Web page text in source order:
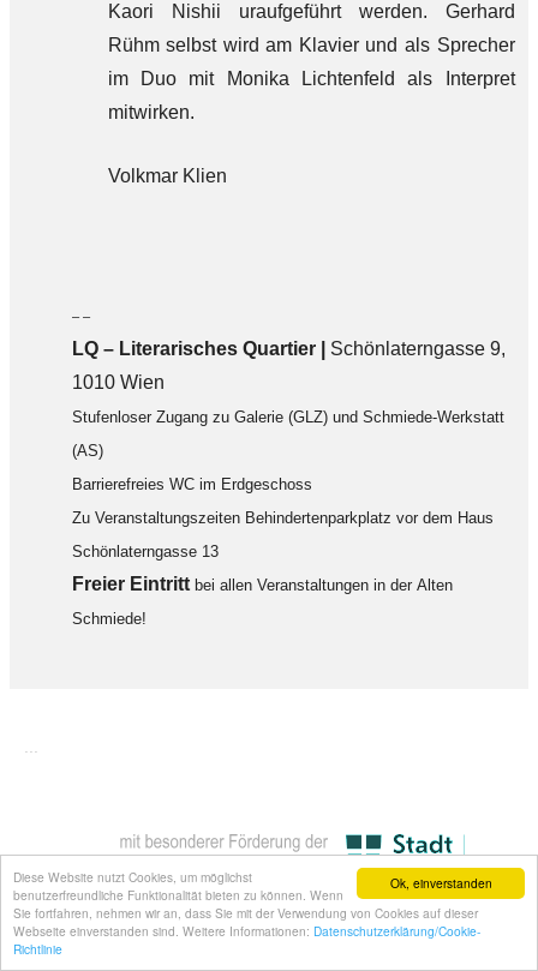
Ok, einverstanden
Diese Website nutzt Cookies, um möglichst
benutzerfreundliche Funktionalität bieten zu können. Wenn
Sie fortfahren, nehmen wir an, dass Sie mit der Verwendung von Cookies auf dieser
Webseite einverstanden sind. Weitere Informationen: Datenschutzerklärung/Cookie-
Richtlinie
Kaori Nishii uraufgeführt werden. Gerhard
Rühm selbst wird am Klavier und als Sprecher
im Duo mit Monika Lichtenfeld als Interpret
mitwirken.
Volkmar Klien
– –
LQ –Literarisches Quartier | Schönlaterngasse 9,
1010 Wien
Stufenloser Zugang zu Galerie (GLZ) und Schmiede-Werkstatt
(AS)
Barrierefreies WC im Erdgeschoss
Zu Veranstaltungszeiten Behindertenparkplatz vor dem Haus
Schönlaterngasse 13
Freier Eintritt bei allen Veranstaltungen in der Alten
Schmiede!